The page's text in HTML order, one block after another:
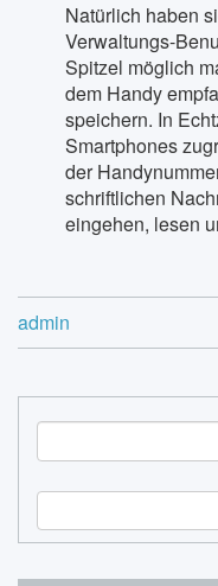
Natürlich haben
Verwaltungs-
Spitzel möglich
dem Handy
speichern. In
Smartphones
der
schriftlichen
eingehen, lesen
admin